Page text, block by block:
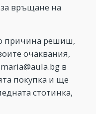
връщане на
причина решиш,
очаквания,
maria@aula.bg в
покупка и ще
стотинка,